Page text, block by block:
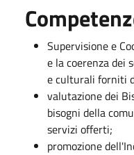
Supervisione e
e la coerenza dei
e culturali forniti
valutazione dei
bisogni della
servizi offerti;
promozione